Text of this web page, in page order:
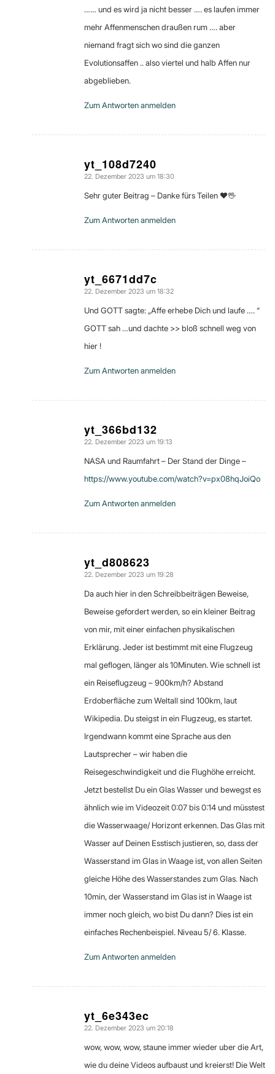
…… und es wird ja nicht besser …. es laufen immer
mehr Affenmenschen draußen rum …. aber
niemand fragt sich wo sind die ganzen
Evolutionsaffen .. also viertel und halb Affen nur
abgeblieben.
Zum Antworten anmelden
yt_108d7240
sagte:
22. Dezember 2023 um 18:30
Sehr guter Beitrag – Danke fürs Teilen ❤️🖖
Zum Antworten anmelden
yt_6671dd7c
sagte:
22. Dezember 2023 um 18:32
Und GOTT sagte: „Affe erhebe Dich und laufe …. “
GOTT sah …und dachte >> bloß schnell weg von
hier !
Zum Antworten anmelden
yt_366bd132
sagte:
22. Dezember 2023 um 19:13
NASA und Raumfahrt – Der Stand der Dinge –
https://www.youtube.com/watch?v=px08hqJoiQo
Zum Antworten anmelden
yt_d808623
sagte:
22. Dezember 2023 um 19:28
Da auch hier in den Schreibbeiträgen Beweise,
Beweise gefordert werden, so ein kleiner Beitrag
von mir, mit einer einfachen physikalischen
Erklärung. Jeder ist bestimmt mit eine Flugzeug
mal geflogen, länger als 10Minuten. Wie schnell ist
ein Reiseflugzeug – 900km/h? Abstand
Erdoberfläche zum Weltall sind 100km, laut
Wikipedia. Du steigst in ein Flugzeug, es startet.
Irgendwann kommt eine Sprache aus den
Lautsprecher – wir haben die
Reisegeschwindigkeit und die Flughöhe erreicht.
Jetzt bestellst Du ein Glas Wasser und bewegst es
ähnlich wie im Videozeit 0:07 bis 0:14 und müsstest
die Wasserwaage/ Horizont erkennen. Das Glas mit
Wasser auf Deinen Esstisch justieren, so, dass der
Wasserstand im Glas in Waage ist, von allen Seiten
gleiche Höhe des Wasserstandes zum Glas. Nach
10min, der Wasserstand im Glas ist in Waage ist
immer noch gleich, wo bist Du dann? Dies ist ein
einfaches Rechenbeispiel. Niveau 5/ 6. Klasse.
Zum Antworten anmelden
yt_6e343ec
sagte:
22. Dezember 2023 um 20:18
wow, wow, wow, staune immer wieder uber die Art,
wie du deine Videos aufbaust und kreierst! Die Welt